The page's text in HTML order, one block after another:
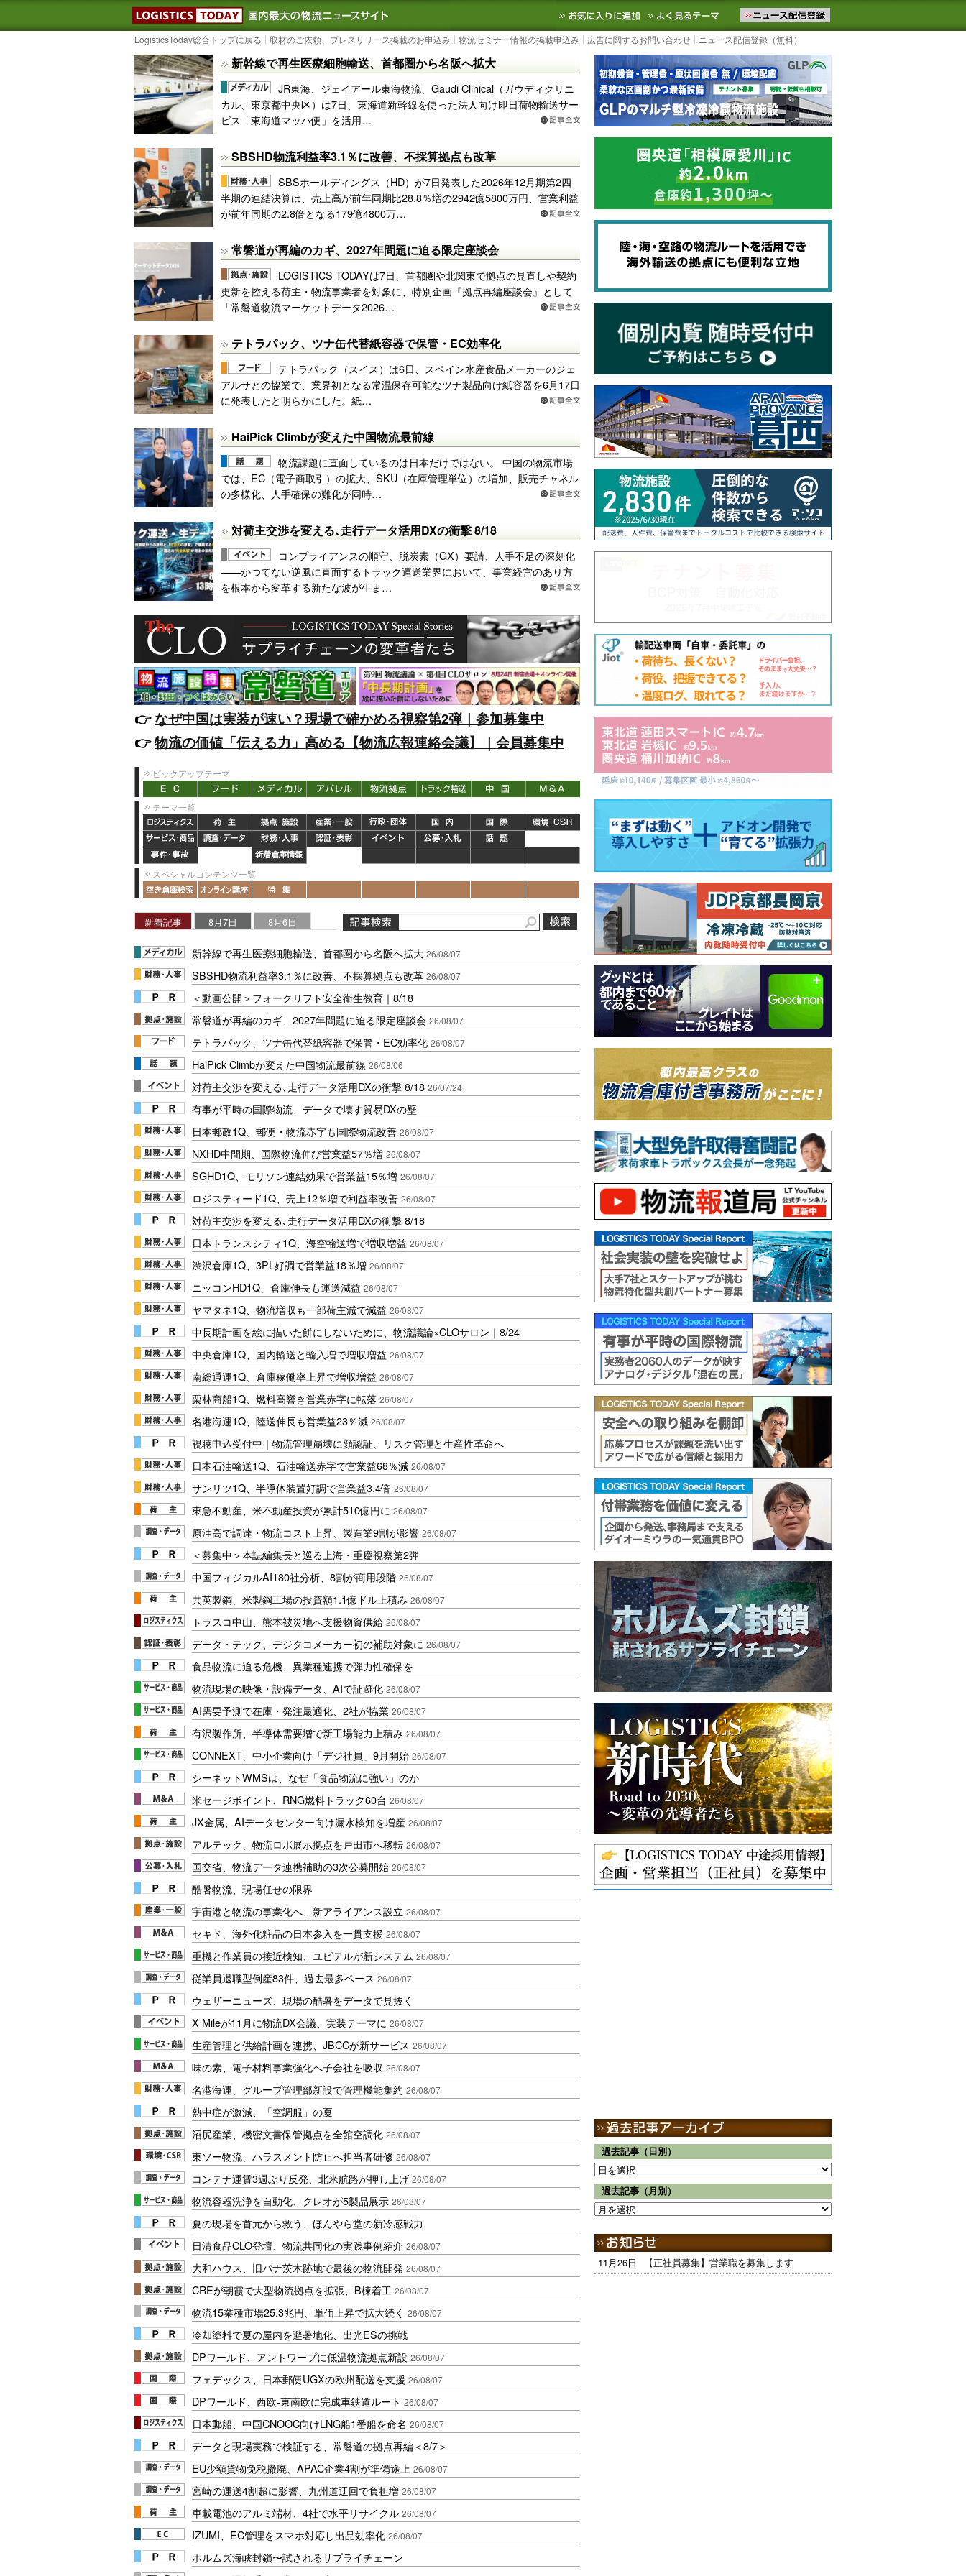
LOGISTICS TODAY｜国内最大の物流ニュースサイト3PL, SCMなど国内外の最新の物流ニュースをお届けします。物流ニュースメール配信を登録す
お気に入りに追加 よく見るテーマ
LogisticsToday総合トップに戻る 取材のご依頼、プレスリリース掲載のお申込み 物流セミナー情報の掲載申込み 広告に関するお問い合わせ ニュース配信登録（無料）
新幹線で再生医療細胞輸送、首都圏から名阪へ拡大
JR東海、ジェイアール東海物流、Gaudi Clinical（ガウディクリニ
カル、東京都中央区）は7日、東海道新幹線を使った法人向け即日荷物輸送サー
ビス「東海道マッハ便」を活用…
SBSHD物流利益率3.1％に改善、不採算拠点も改革
SBSホールディングス（HD）が7日発表した2026年12月期第2四
半期の連結決算は、売上高が前年同期比28.8％増の2942億5800万円、営業利益
が前年同期の2.8倍となる179億4800万…
常磐道が再編のカギ、2027年問題に迫る限定座談会
LOGISTICS TODAYは7日、首都圏や北関東で拠点の見直しや契約
更新を控える荷主・物流事業者を対象に、特別企画『拠点再編座談会』として
「常磐道物流マーケットデータ2026…
テトラパック、ツナ缶代替紙容器で保管・EC効率化
テトラパック（スイス）は6日、スペイン水産食品メーカーのジェ
アルサとの協業で、業界初となる常温保存可能なツナ製品向け紙容器を6月17日
に発表したと明らかにした。紙…
HaiPick Climbが変えた中国物流最前線
物流課題に直面しているのは日本だけではない。 中国の物流市場
では、EC（電子商取引）の拡大、SKU（在庫管理単位）の増加、販売チャネル
の多様化、人手確保の難化が同時…
対荷主交渉を変える､走行データ活用DXの衝撃 8/18
コンプライアンスの順守、脱炭素（GX）要請、人手不足の深刻化
——かつてない逆風に直面するトラック運送業界において、事業経営のあり方
を根本から変革する新たな波が生ま…
👉️なぜ中国は実装が速い？現場で確かめる視察第2弾｜参加募集中
👉️物流の価値「伝える力」高める【物流広報連絡会議】｜会員募集中
ピックアップテーマ
テーマ一覧
スペシャルコンテンツ一覧
新着記事 8月7日 8月6日
新幹線で再生医療細胞輸送、首都圏から名阪へ拡大 26/08/07
SBSHD物流利益率3.1％に改善、不採算拠点も改革 26/08/07
＜動画公開＞フォークリフト安全衛生教育｜8/18
常磐道が再編のカギ、2027年問題に迫る限定座談会 26/08/07
テトラパック、ツナ缶代替紙容器で保管・EC効率化 26/08/07
HaiPick Climbが変えた中国物流最前線 26/08/06
対荷主交渉を変える､走行データ活用DXの衝撃 8/18 26/07/24
有事が平時の国際物流、データで壊す貿易DXの壁
日本郵政1Q、郵便・物流赤字も国際物流改善 26/08/07
NXHD中間期、国際物流伸び営業益57％増 26/08/07
SGHD1Q、モリソン連結効果で営業益15％増 26/08/07
ロジスティード1Q、売上12％増で利益率改善 26/08/07
対荷主交渉を変える､走行データ活用DXの衝撃 8/18
日本トランスシティ1Q、海空輸送増で増収増益 26/08/07
渋沢倉庫1Q、3PL好調で営業益18％増 26/08/07
ニッコンHD1Q、倉庫伸長も運送減益 26/08/07
ヤマタネ1Q、物流増収も一部荷主減で減益 26/08/07
中長期計画を絵に描いた餅にしないために、物流議論×CLOサロン｜8/24
中央倉庫1Q、国内輸送と輸入増で増収増益 26/08/07
南総通運1Q、倉庫稼働率上昇で増収増益 26/08/07
栗林商船1Q、燃料高響き営業赤字に転落 26/08/07
名港海運1Q、陸送伸長も営業益23％減 26/08/07
視聴申込受付中｜物流管理崩壊に顔認証、リスク管理と生産性革命へ
日本石油輸送1Q、石油輸送赤字で営業益68％減 26/08/07
サンリツ1Q、半導体装置好調で営業益3.4倍 26/08/07
東急不動産、米不動産投資が累計510億円に 26/08/07
原油高で調達・物流コスト上昇、製造業9割が影響 26/08/07
＜募集中＞本誌編集長と巡る上海・重慶視察第2弾
中国フィジカルAI180社分析、8割が商用段階 26/08/07
共英製鋼、米製鋼工場の投資額1.1億ドル上積み 26/08/07
トラスコ中山、熊本被災地へ支援物資供給 26/08/07
データ・テック、デジタコメーカー初の補助対象に 26/08/07
食品物流に迫る危機、異業種連携で弾力性確保を
物流現場の映像・設備データ、AIで証跡化 26/08/07
AI需要予測で在庫・発注最適化、2社が協業 26/08/07
有沢製作所、半導体需要増で新工場能力上積み 26/08/07
CONNEXT、中小企業向け「デジ社員」9月開始 26/08/07
シーネットWMSは、なぜ「食品物流に強い」のか
米セージポイント、RNG燃料トラック60台 26/08/07
JX金属、AIデータセンター向け漏水検知を増産 26/08/07
アルテック、物流ロボ展示拠点を戸田市へ移転 26/08/07
国交省、物流データ連携補助の3次公募開始 26/08/07
酷暑物流、現場任せの限界
宇宙港と物流の事業化へ、新アライアンス設立 26/08/07
セキド、海外化粧品の日本参入を一貫支援 26/08/07
重機と作業員の接近検知、ユピテルが新システム 26/08/07
従業員退職型倒産83件、過去最多ペース 26/08/07
ウェザーニューズ、現場の酷暑をデータで見抜く
X Mileが11月に物流DX会議、実装テーマに 26/08/07
生産管理と供給計画を連携、JBCCが新サービス 26/08/07
味の素、電子材料事業強化へ子会社を吸収 26/08/07
名港海運、グループ管理部新設で管理機能集約 26/08/07
熱中症が激減、「空調服」の夏
沼尻産業、機密文書保管拠点を全館空調化 26/08/07
東ソー物流、ハラスメント防止へ担当者研修 26/08/07
コンテナ運賃3週ぶり反発、北米航路が押し上げ 26/08/07
物流容器洗浄を自動化、クレオが5製品展示 26/08/07
夏の現場を首元から救う、ほんやら堂の新冷感戦力
日清食品CLO登壇、物流共同化の実践事例紹介 26/08/07
大和ハウス、旧パナ茨木跡地で最後の物流開発 26/08/07
CREが朝霞で大型物流拠点を拡張、B棟着工 26/08/07
物流15業種市場25.3兆円、単価上昇で拡大続く 26/08/07
冷却塗料で夏の屋内を避暑地化、出光ESの挑戦
DPワールド、アントワープに低温物流拠点新設 26/08/07
フェデックス、日本郵便UGXの欧州配送を支援 26/08/07
DPワールド、西欧-東南欧に完成車鉄道ルート 26/08/07
日本郵船、中国CNOOC向けLNG船1番船を命名 26/08/07
データと現場実務で検証する、常磐道の拠点再編＜8/7＞
EU少額貨物免税撤廃、APAC企業4割が準備途上 26/08/07
宮崎の運送4割超に影響、九州道迂回で負担増 26/08/07
車載電池のアルミ端材、4社で水平リサイクル 26/08/07
IZUMI、EC管理をスマホ対応し出品効率化 26/08/07
ホルムズ海峡封鎖〜試されるサプライチェーン
過去記事（日別）
過去記事（月別）
11月26日 【正社員募集】営業職を募集します